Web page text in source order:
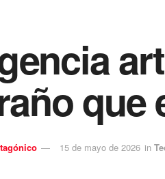
que
15 de mayo de 2026 in